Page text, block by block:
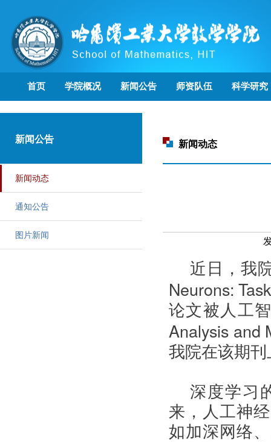
首页 学院概况 新闻公告 师资队伍 科学研究
新闻公告
新闻动态
通知公告
图片新闻
新闻动态
近日，我
Neurons:
论文被人工
Analysis and
我院在该期
深度学习
来，人工神
如加深网络